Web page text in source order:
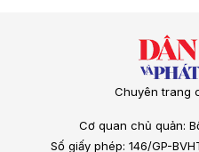
Chuyên trang
Cơ quan chủ quản:
Số giấy phép: 146/GP-